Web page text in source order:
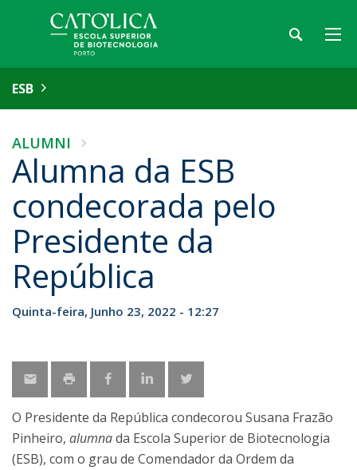
ESB
ALUMNI
Alumna da ESB
condecorada pelo
Presidente da
República
Quinta-feira, Junho 23, 2022 - 12:27
O Presidente da República condecorou Susana Frazão
Pinheiro, alumnada Escola Superior de Biotecnologia
(ESB), com o grau de Comendador da Ordem da